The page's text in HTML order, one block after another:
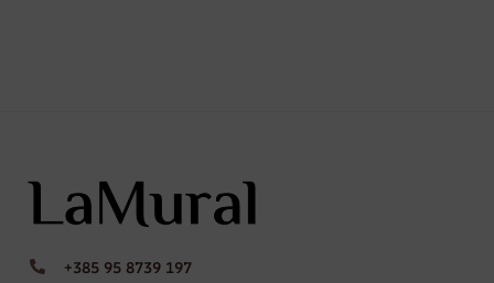
+385 95 8739 197